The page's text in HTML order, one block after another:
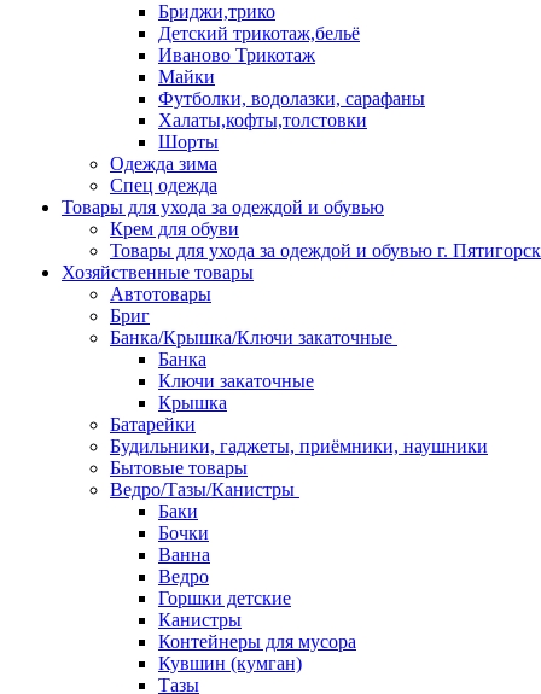
Бриджи,трико
Детский трикотаж,бельё
Иваново Трикотаж
Майки
Футболки, водолазки, сарафаны
Халаты,кофты,толстовки
Шорты
Одежда зима
Спец одежда
Товары для ухода за одеждой и обувью
Крем для обуви
Товары для ухода за одеждой и обувью г. Пятигорск
Хозяйственные товары
Автотовары
Бриг
Банка/Крышка/Ключи закаточные
Банка
Ключи закаточные
Крышка
Батарейки
Будильники, гаджеты, приёмники, наушники
Бытовые товары
Ведро/Тазы/Канистры
Баки
Бочки
Ванна
Ведро
Горшки детские
Канистры
Контейнеры для мусора
Кувшин (кумган)
Тазы